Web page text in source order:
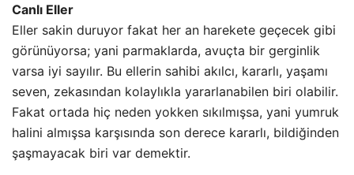
Canlı Eller
Eller sakin duruyor fakat her an harekete geçecek gibi
görünüyorsa; yani parmaklarda, avuçta bir gerginlik
varsa iyi sayılır. Bu ellerin sahibi akılcı, kararlı, yaşamı
seven, zekasından kolaylıkla yararlanabilen biri olabilir.
Fakat ortada hiç neden yokken sıkılmışsa, yani yumruk
halini almışsa karşısında son derece kararlı, bildiğinden
şaşmayacak biri var demektir.